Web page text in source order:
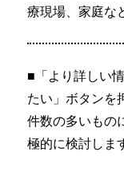
療現場、家庭な
■「より詳しい
たい」ボタンを
件数の多いもの
極的に検討しま